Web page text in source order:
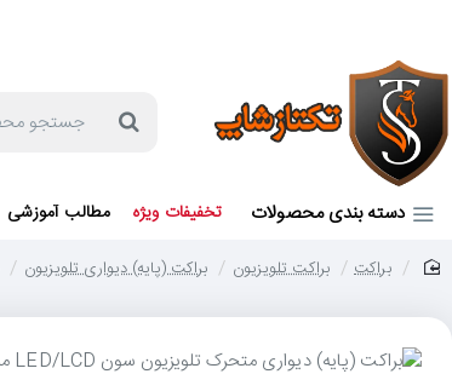
جستجو
دسته بندی محصولات تخفیفات ویژه مطالب آموزشی
براکت براکت تلویزیون براکت (پایه) دیواری تلویزیون